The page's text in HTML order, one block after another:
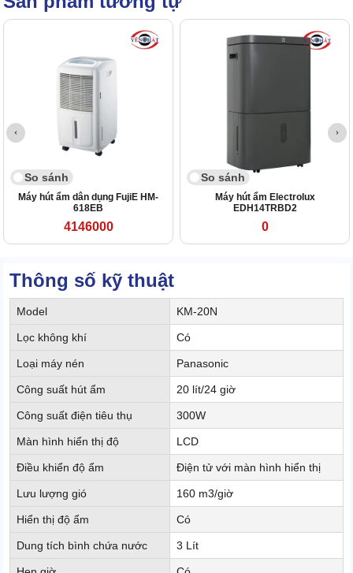
So sánh
Máy hút ẩm dân dụng FujiE HM-
618EB
4146000
So sánh
Máy hút ẩm Electrolux
EDH14TRBD2
0
Thông số kỹ thuật
Model KM-20N
Lọc không khí Có
Loại máy nén Panasonic
Công suất hút ẩm 20 lít/24 giờ
Công suất điện tiêu thụ 300W
Màn hình hiển thị độ LCD
Điều khiển độ ẩm Điện tử với màn hình hiển thị
Lưu lượng gió 160 m3/giờ
Hiển thị độ ẩm Có
Dung tích bình chứa nước 3 Lít